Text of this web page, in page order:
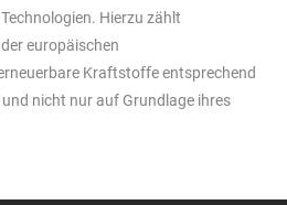
Hierzu zählt
europäischen
Kraftstoffe entsprechend
nicht nur auf Grundlage ihres